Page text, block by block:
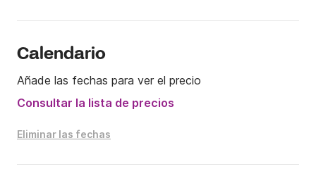
Calendario
Añade las fechas para ver el precio
Consultar la lista de precios
Eliminar las fechas